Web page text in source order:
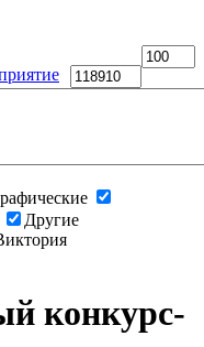
Другие
конкурс-